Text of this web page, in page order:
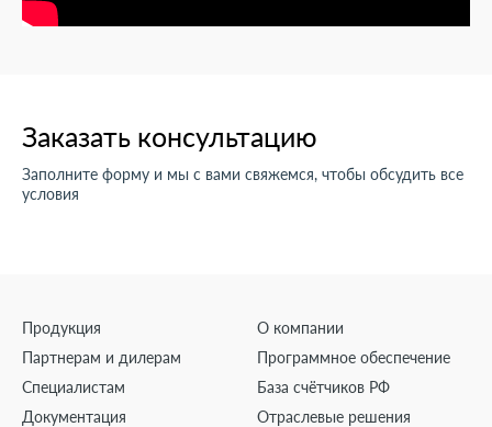
Заказать консультацию
Заполните форму и мы с вами свяжемся, чтобы обсудить все
условия
Продукция
О компании
Партнерам и дилерам
Программное обеспечение
Специалистам
База счётчиков РФ
Документация
Отраслевые решения